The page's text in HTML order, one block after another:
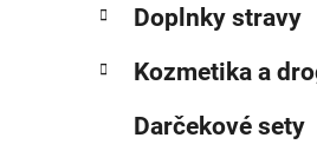
Doplnky stravy
Kozmetika a
Darčekové sety